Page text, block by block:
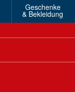
Geschenke
& Bekleidung